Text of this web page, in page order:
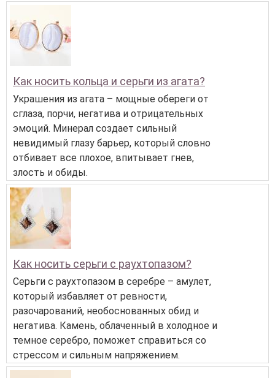
Как носить кольца и серьги из агата?
Украшения из агата – мощные обереги от
сглаза, порчи, негатива и отрицательных
эмоций. Минерал создает сильный
невидимый глазу барьер, который словно
отбивает все плохое, впитывает гнев,
злость и обиды.
Как носить серьги с раухтопазом?
Серьги с раухтопазом в серебре – амулет,
который избавляет от ревности,
разочарований, необоснованных обид и
негатива. Камень, облаченный в холодное и
темное серебро, поможет справиться со
стрессом и сильным напряжением.